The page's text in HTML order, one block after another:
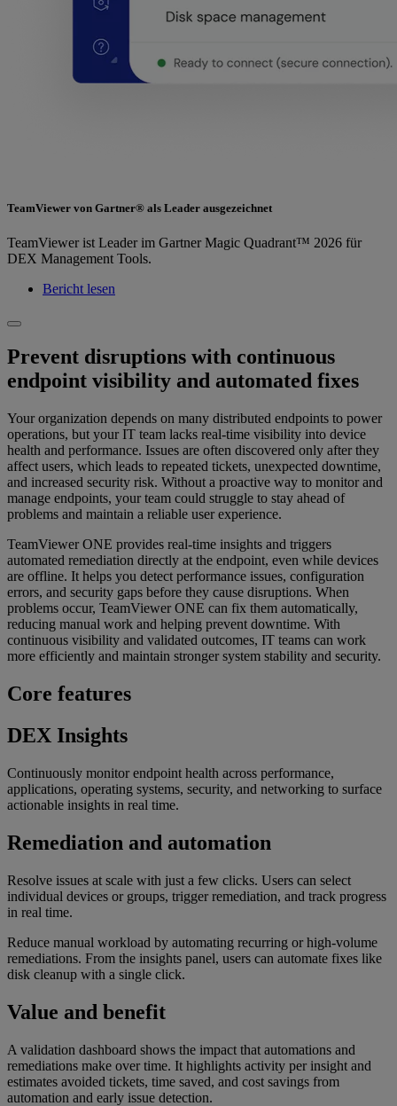
TeamViewer von Gartner® als Leader ausgezeichnet
TeamViewer ist Leader im Gartner Magic Quadrant™ 2026 für
DEX Management Tools.
Bericht lesen
Prevent disruptions with continuous
endpoint visibility and automated fixes
Your organization depends on many distributed endpoints to power
operations, but your IT team lacks real-time visibility into device
health and performance. Issues are often discovered only after they
affect users, which leads to repeated tickets, unexpected downtime,
and increased security risk. Without a proactive way to monitor and
manage endpoints, your team could struggle to stay ahead of
problems and maintain a reliable user experience.
TeamViewer ONE provides real-time insights and triggers
automated remediation directly at the endpoint, even while devices
are offline. It helps you detect performance issues, configuration
errors, and security gaps before they cause disruptions. When
problems occur, TeamViewer ONE can fix them automatically,
reducing manual work and helping prevent downtime. With
continuous visibility and validated outcomes, IT teams can work
more efficiently and maintain stronger system stability and security.
Core features
DEX Insights
Continuously monitor endpoint health across performance,
applications, operating systems, security, and networking to surface
actionable insights in real time.
Remediation and automation
Resolve issues at scale with just a few clicks. Users can select
individual devices or groups, trigger remediation, and track progress
in real time.
Reduce manual workload by automating recurring or high-volume
remediations. From the insights panel, users can automate fixes like
disk cleanup with a single click.
Value and benefit
A validation dashboard shows the impact that automations and
remediations make over time. It highlights activity per insight and
estimates avoided tickets, time saved, and cost savings from
automation and early issue detection.